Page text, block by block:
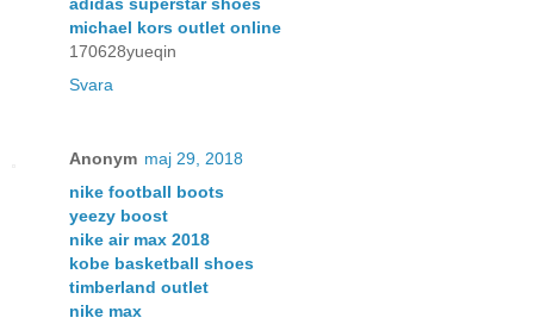
michael kors outlet online
170628yueqin
Svara
Anonym maj 29, 2018
nike football boots
yeezy boost
nike air max 2018
kobe basketball shoes
timberland outlet
nike max